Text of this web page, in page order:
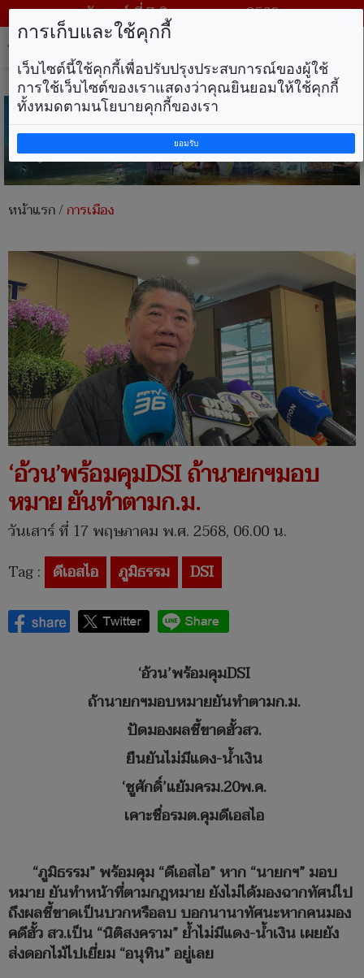
วันศุกร์ ที่ 7 สิงหาคม พ.ศ. 2569
หน้าแรก/การเมือง
‘อ้วน’พร้อมคุมDSI ถ้านายกฯมอบ
หมาย ยันทำตามก.ม.
วันเสาร์ ที่ 17 พฤษภาคม พ.ศ. 2568, 06.00 น.
Tag : ดีเอสไอ ภูมิธรรม DSI
‘อ้วน’พร้อมคุมDSI
ถ้านายกฯมอบหมายยันทำตามก.ม.
ปัดมองผลชี้ขาดฮั้วสว.
ยืนยันไม่มีแดง-น้ำเงิน
‘ชูศักดิ์’แย้มครม.20พ.ค.
เคาะชื่อรมต.คุมดีเอสไอ
“ภูมิธรรม” พร้อมคุม “ดีเอสไอ” หาก “นายกฯ” มอบ
หมาย ยันทำหน้าที่ตามกฎหมาย ยังไม่ได้มองฉากทัศน์ไป
ถึงผลชี้ขาดเป็นบวกหรือลบ บอกนานาทัศนะหากคนมอง
คดีฮั้ว สว.เป็น “นิติสงคราม” ย้ำไม่มีแดง-น้ำเงิน เผยยัง
ส่งดอกไม้ไปเยี่ยม “อนุทิน” อยู่เลย
การเก็บและใช้คุกกี้
เว็บไซต์นี้ใช้คุกกี้เพื่อปรับปรุงประสบการณ์ของผู้ใช้
การใช้เว็บไซต์ของเราแสดงว่าคุณยินยอมให้ใช้คุกกี้
ทั้งหมดตามนโยบายคุกกี้ของเรา
ยอมรับ